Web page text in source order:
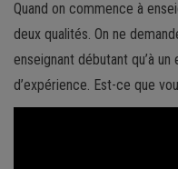
Quand on commence à
deux qualités. On ne
enseignant débutant qu’à
d’expérience. Est-ce que